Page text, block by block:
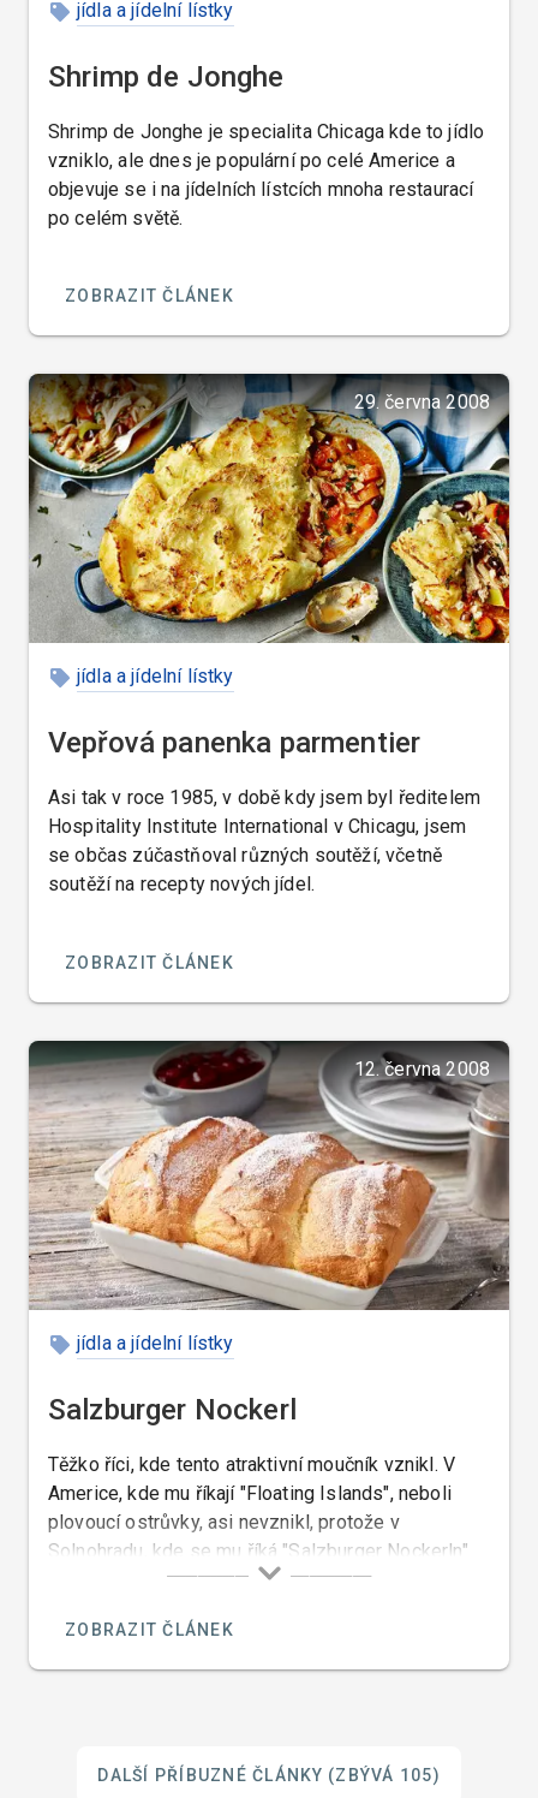
jídla a jídelní lístky
Shrimp de Jonghe
Shrimp de Jonghe je specialita Chicaga kde to jídlo
vzniklo, ale dnes je populární po celé Americe a
objevuje se i na jídelních lístcích mnoha restaurací
po celém světě.
ZOBRAZIT ČLÁNEK
29. června 2008
jídla a jídelní lístky
Vepřová panenka parmentier
Asi tak v roce 1985, v době kdy jsem byl ředitelem
Hospitality Institute International v Chicagu, jsem
se občas zúčastňoval různých soutěží, včetně
soutěží na recepty nových jídel.
ZOBRAZIT ČLÁNEK
12. června 2008
jídla a jídelní lístky
Salzburger Nockerl
Těžko říci, kde tento atraktivní moučník vznikl. V
Americe, kde mu říkají "Floating Islands", neboli
plovoucí ostrůvky, asi nevznikl, protože v
Solnohradu, kde se mu říká "Salzburger Nockerln"
znali tyto noky údajně už před objevením Ameriky, a
připíšeme Italům a nebo Rakušanům.
ZOBRAZIT ČLÁNEK
DALŠÍ PŘÍBUZNÉ ČLÁNKY (ZBÝVÁ 105)